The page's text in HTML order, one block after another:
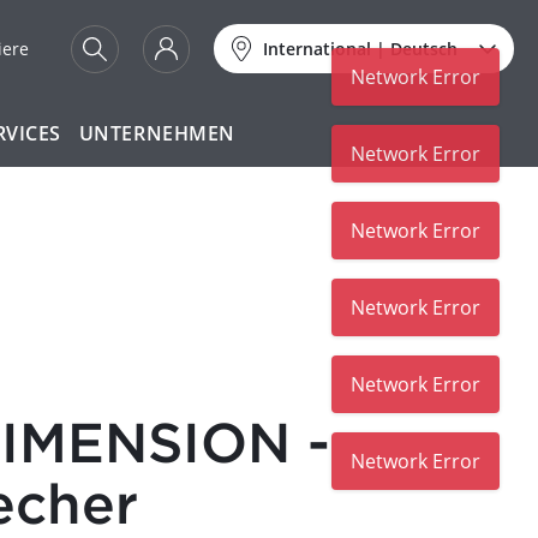
International|Deutsch
UNTERNEHMEN
-
Network Error
Network Error
Network Error
Network Error
Network Error
Network Error